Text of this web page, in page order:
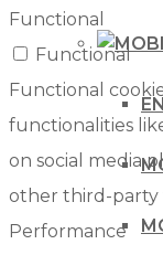
Functional
Functional
Functional
functionalities
on social media
other third-party
Performance